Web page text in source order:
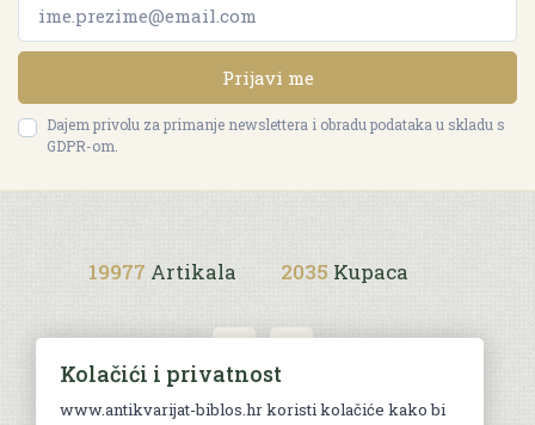
Prijavi me
Dajem privolu za primanje newslettera i obradu podataka u skladu s
GDPR-om.
19977 Artikala 2035 Kupaca
Kolačići i privatnost
www.antikvarijat-biblos.hr koristi kolačiće kako bi